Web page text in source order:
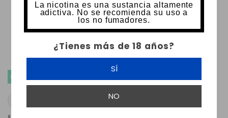
La nicotina es una sustancia altamente
adictiva. No se recomienda su uso a
los no fumadores.
¿Tienes más de 18 años?
SÍ
NO
ENVÍO GRATIS